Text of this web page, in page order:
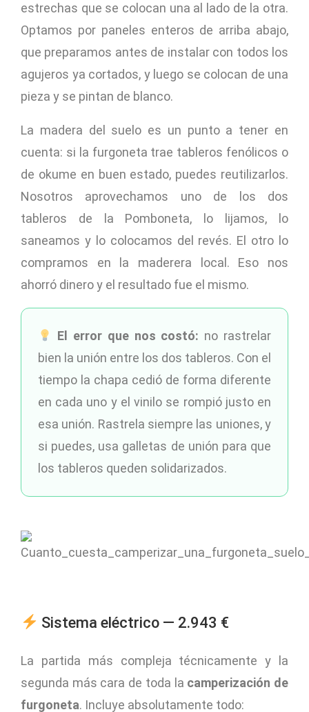
estrechas que se colocan una al lado de la otra.
Optamos por paneles enteros de arriba abajo,
que preparamos antes de instalar con todos los
agujeros ya cortados, y luego se colocan de una
pieza y se pintan de blanco.
La madera del suelo es un punto a tener en
cuenta: si la furgoneta trae tableros fenólicos o
de okume en buen estado, puedes reutilizarlos.
Nosotros aprovechamos uno de los dos
tableros de la Pomboneta, lo lijamos, lo
saneamos y lo colocamos del revés. El otro lo
compramos en la maderera local. Eso nos
ahorró dinero y el resultado fue el mismo.
El error que nos costó: no rastrelar
bien la unión entre los dos tableros. Con el
tiempo la chapa cedió de forma diferente
en cada uno y el vinilo se rompió justo en
esa unión. Rastrela siempre las uniones, y
si puedes, usa galletas de unión para que
los tableros queden solidarizados.
Sistema eléctrico — 2.943 €
La partida más compleja técnicamente y la
segunda más cara de toda la camperización de
furgoneta. Incluye absolutamente todo: